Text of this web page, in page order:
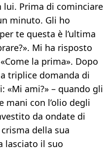
lui. Prima di cominciare
minuto. Gli ho
te questa è l’ultima
Mi ha risposto
la prima». Dopo
triplice domanda di
«Mi ami?» – quando gli
mani con l’olio degli
da ondate di
della sua
lasciato il suo